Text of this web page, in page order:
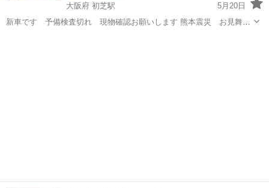
大阪府 初芝駅
5月20日
新車です 予備検査切れ 現物確認お願いします 熊本震災 お見舞い